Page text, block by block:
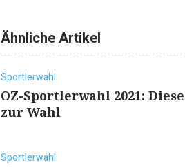
Ähnliche Artikel
Sportlerwahl
OZ-Sportlerwahl 2021:
zur Wahl
Sportlerwahl